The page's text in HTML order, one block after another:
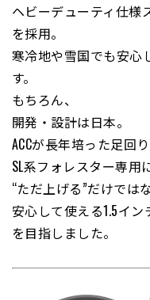
ヘビーデューティ仕様
を採用。
寒冷地や雪国でも安心
す。
もちろん、
開発・設計は日本。
ACCが長年培った足回
SL系フォレスター専用
“ただ上げる”だけでは
安心して使える1.5イン
を目指しました。